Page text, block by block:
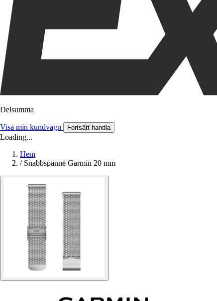
Delsumma
Visa min kundvagn Fortsätt handla
Loading...
Hem
/ Snabbspänne Garmin 20 mm